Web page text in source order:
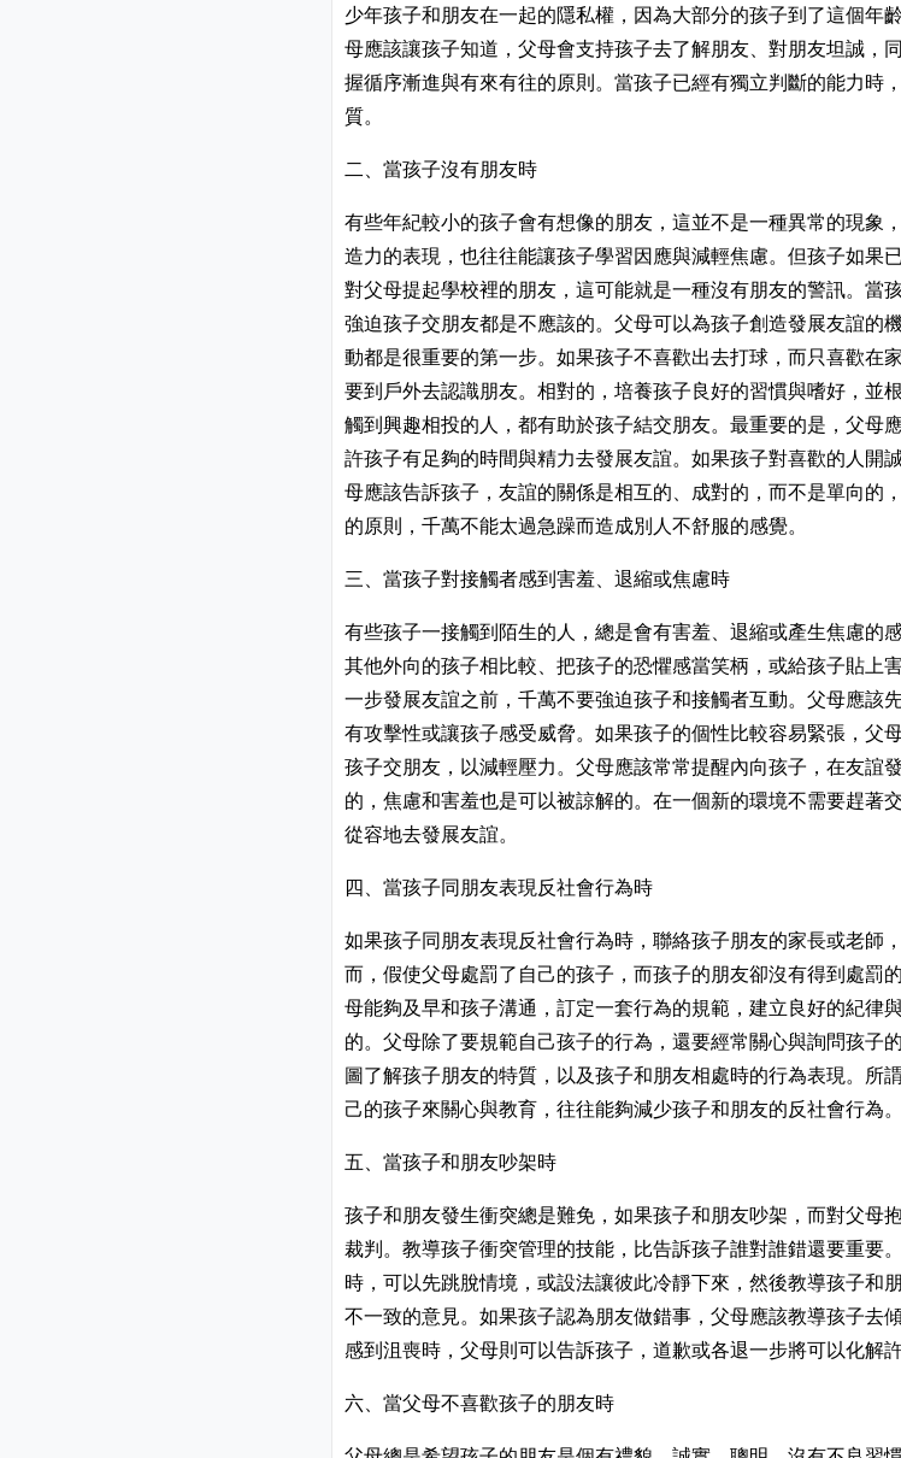
少年孩子和朋友在一起的隱私權，因為大部分的孩子到了這個年
母應該讓孩子知道，父母會支持孩子去了解朋友、對朋友坦誠，
握循序漸進與有來有往的原則。當孩子已經有獨立判斷的能力時
質。
二、當孩子沒有朋友時
有些年紀較小的孩子會有想像的朋友，這並不是一種異常的現象
造力的表現，也往往能讓孩子學習因應與減輕焦慮。但孩子如果
對父母提起學校裡的朋友，這可能就是一種沒有朋友的警訊。當
強迫孩子交朋友都是不應該的。父母可以為孩子創造發展友誼的
動都是很重要的第一步。如果孩子不喜歡出去打球，而只喜歡在
要到戶外去認識朋友。相對的，培養孩子良好的習慣與嗜好，並
觸到興趣相投的人，都有助於孩子結交朋友。最重要的是，父母
許孩子有足夠的時間與精力去發展友誼。如果孩子對喜歡的人開
母應該告訴孩子，友誼的關係是相互的、成對的，而不是單向的
的原則，千萬不能太過急躁而造成別人不舒服的感覺。
三、當孩子對接觸者感到害羞、退縮或焦慮時
有些孩子一接觸到陌生的人，總是會有害羞、退縮或產生焦慮的
其他外向的孩子相比較、把孩子的恐懼感當笑柄，或給孩子貼上
一步發展友誼之前，千萬不要強迫孩子和接觸者互動。父母應該
有攻擊性或讓孩子感受威脅。如果孩子的個性比較容易緊張，父
孩子交朋友，以減輕壓力。父母應該常常提醒內向孩子，在友誼
的，焦慮和害羞也是可以被諒解的。在一個新的環境不需要趕著
從容地去發展友誼。
四、當孩子同朋友表現反社會行為時
如果孩子同朋友表現反社會行為時，聯絡孩子朋友的家長或老師
而，假使父母處罰了自己的孩子，而孩子的朋友卻沒有得到處罰
母能夠及早和孩子溝通，訂定一套行為的規範，建立良好的紀律
的。父母除了要規範自己孩子的行為，還要經常關心與詢問孩子
圖了解孩子朋友的特質，以及孩子和朋友相處時的行為表現。所
己的孩子來關心與教育，往往能夠減少孩子和朋友的反社會行為。
五、當孩子和朋友吵架時
孩子和朋友發生衝突總是難免，如果孩子和朋友吵架，而對父母
裁判。教導孩子衝突管理的技能，比告訴孩子誰對誰錯還要重要
時，可以先跳脫情境，或設法讓彼此冷靜下來，然後教導孩子和
不一致的意見。如果孩子認為朋友做錯事，父母應該教導孩子去
感到沮喪時，父母則可以告訴孩子，道歉或各退一步將可以化解許
六、當父母不喜歡孩子的朋友時